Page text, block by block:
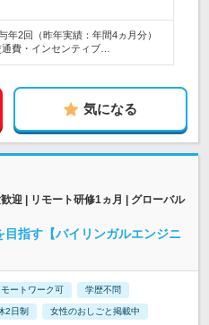
年2回（昨年実績：年間4ヵ月分）
費・インセンティブ…
気になる
迎 | リモート研修1ヵ月 | グローバル
指す【バイリンガルエンジニ
モートワーク可 学歴不問
2日制 女性のおしごと掲載中